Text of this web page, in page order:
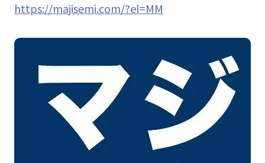
https://majisemi.com/?el=MM